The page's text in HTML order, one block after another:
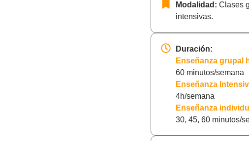
Modalidad:Clases
intensivas.
Duración:
Enseñanza grupal
60 minutos/semana
Enseñanza
4h/semana
Enseñanza
30, 45, 60 minutos/